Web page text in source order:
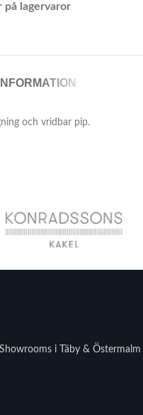
på lagervaror
och vridbar pip.
i Täby & Östermalm